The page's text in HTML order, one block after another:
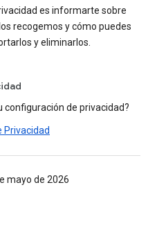
es informarte sobre
recogemos y cómo puedes
y eliminarlos.
configuración de privacidad?
Privacidad
mayo de 2026